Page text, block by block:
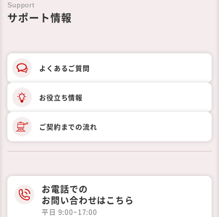
Support
サポート情報
よくあるご質問
お役立ち情報
ご契約までの流れ
お電話での
お問い合わせはこちら
平日 9:00~17:00